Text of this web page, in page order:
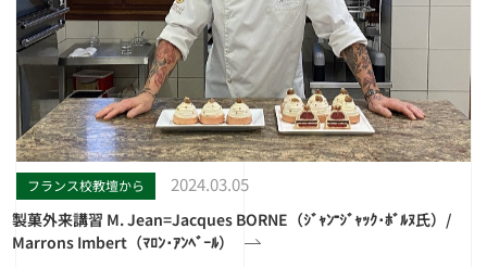
フランス校教壇から 2024.03.05
製菓外来講習 M. Jean=Jacques BORNE（ｼﾞｬﾝ⁼ｼﾞｬｯｸ･ﾎﾞﾙﾇ氏）/
Marrons Imbert（ﾏﾛﾝ･ｱﾝﾍﾞｰﾙ）